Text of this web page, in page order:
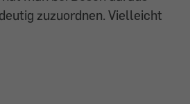
zuzuordnen. Vielleicht